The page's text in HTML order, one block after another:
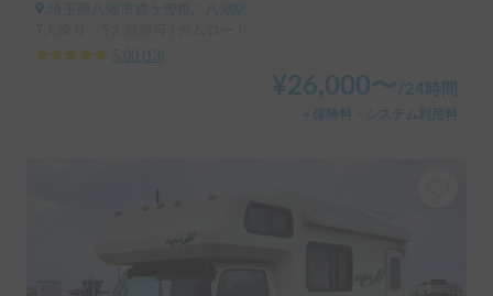
埼玉県八潮市鶴ケ曽根, ' 八潮駅
5.00
13
¥26,000〜 /24時間
＋保険料・システム利用料